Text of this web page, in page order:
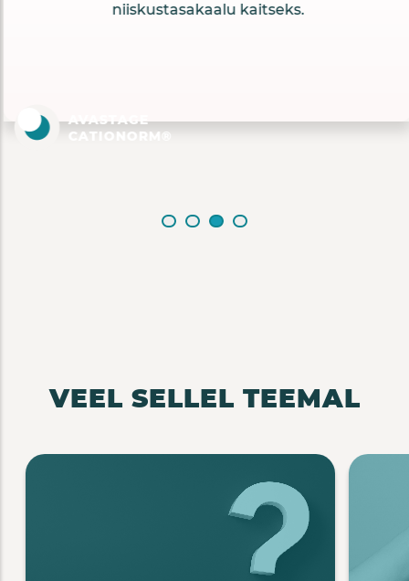
niiskustasakaalu kaitseks.
AVASTAGE
CATIONORM®
VEEL SELLEL TEEMAL